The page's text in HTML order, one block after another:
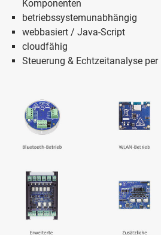
Komponenten
betriebssystemunabhängig
webbasiert / Java-Script
cloudfähig
Steuerung & Echtzeitanalyse per